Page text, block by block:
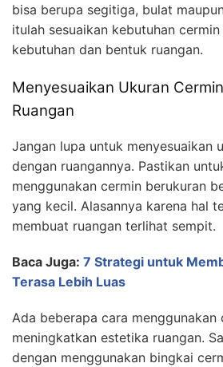
bisa berupa segitiga, bulat
itulah sesuaikan kebutuhan
kebutuhan dan bentuk ruangan.
Menyesuaikan Ukuran
Ruangan
Jangan lupa untuk menyesuaikan
dengan ruangannya. Pastikan
menggunakan cermin berukuran
yang kecil. Alasannya karena hal
membuat ruangan terlihat sempit.
Baca Juga: 7 Strategi untuk
Terasa Lebih Luas
Ada beberapa cara menggunakan
meningkatkan estetika ruangan.
dengan menggunakan bingkai